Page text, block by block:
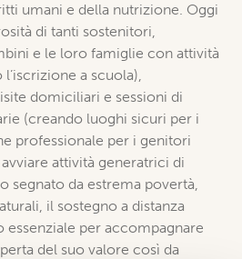
umani e della nutrizione. Oggi
di tanti sostenitori,
e le loro famiglie con attività
a scuola),
domiciliari e sessioni di
(creando luoghi sicuri per i
professionale per i genitori
attività generatrici di
segnato da estrema povertà,
il sostegno a distanza
essenziale per accompagnare
del suo valore così da